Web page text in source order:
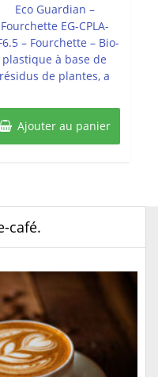
Eco Guardian –
Fourchette EG-CPLA-
– Fourchette – Bio-
plastique à base de
résidus de plantes, a
Ajouter au panier
café.